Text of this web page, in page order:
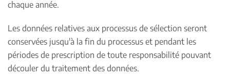
chaque année.
Les données relatives aux processus de sélection seront
conservées jusqu'à la fin du processus et pendant les
périodes de prescription de toute responsabilité pouvant
découler du traitement des données.